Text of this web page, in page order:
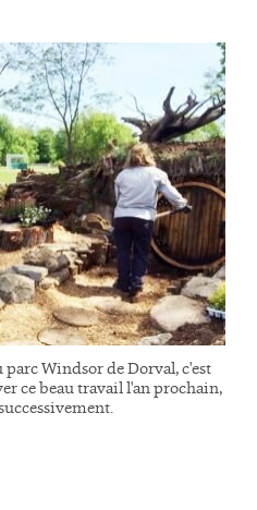
Windsor de Dorval, c'est
ce beau travail l'an prochain,